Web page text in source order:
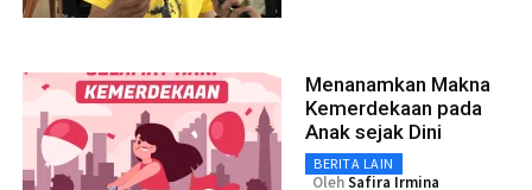
Menanamkan Makna
Kemerdekaan pada
Anak sejak Dini
BERITA LAIN
OlehSafira Irmina